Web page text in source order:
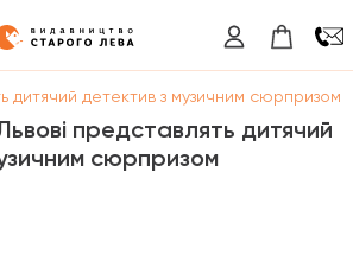
дитячий детектив з музичним сюрпризом
представлять дитячий
сюрпризом